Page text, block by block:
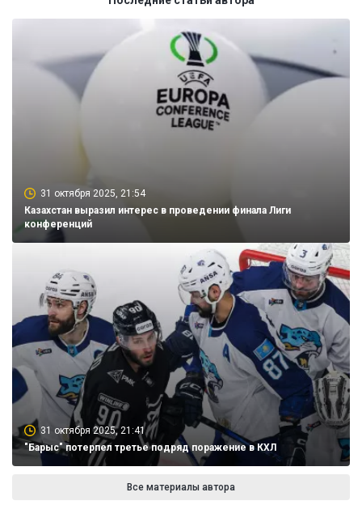
31 октября 2025, 21:54
Казахстан выразил интерес в проведении финала Лиги
конференций
31 октября 2025, 21:41
"Барыс" потерпел третье подряд поражение в КХЛ
Все материалы автора